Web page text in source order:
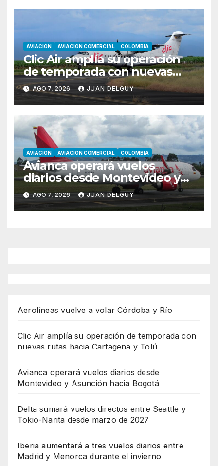
AVIACION AVIACION COMERCIAL COLOMBIA
Clic Air amplía su operación
de temporada con nuevas
rutas hacia Cartagena y Tolú
AGO 7, 2026 JUAN DELGUY
AVIACION AVIACION COMERCIAL COLOMBIA
Avianca operará vuelos
diarios desde Montevideo y
Asunción hacia Bogotá
AGO 7, 2026 JUAN DELGUY
Aerolíneas vuelve a volar Córdoba y Río
Clic Air amplía su operación de temporada con
nuevas rutas hacia Cartagena y Tolú
Avianca operará vuelos diarios desde
Montevideo y Asunción hacia Bogotá
Delta sumará vuelos directos entre Seattle y
Tokio-Narita desde marzo de 2027
Iberia aumentará a tres vuelos diarios entre
Madrid y Menorca durante el invierno